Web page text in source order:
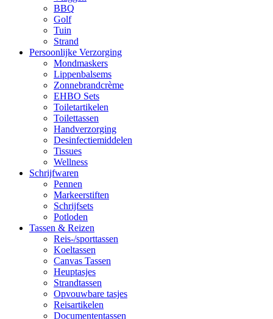
BBQ
Golf
Tuin
Strand
Persoonlijke Verzorging
Mondmaskers
Lippenbalsems
Zonnebrandcrème
EHBO Sets
Toiletartikelen
Toilettassen
Handverzorging
Desinfectiemiddelen
Tissues
Wellness
Schrijfwaren
Pennen
Markeerstiften
Schrijfsets
Potloden
Tassen & Reizen
Reis-/sporttassen
Koeltassen
Canvas Tassen
Heuptasjes
Strandtassen
Opvouwbare tasjes
Reisartikelen
Documententassen